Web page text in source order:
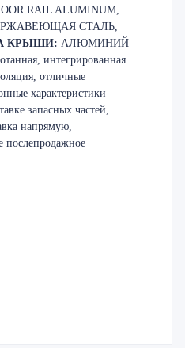
RAIL ALUMINUM,
СТАЛЬ,
КРЫШИ: АЛЮМИНИЙ
интегрированная
отличные
характеристики
запасных частей,
напрямую,
послепродажное